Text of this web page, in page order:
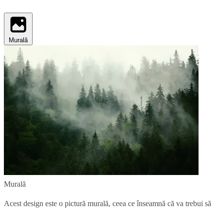
Murală
Murală
Acest design este o pictură murală, ceea ce înseamnă că va trebui să